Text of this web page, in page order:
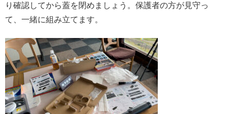
り確認してから蓋を閉めましょう。保護者の方が見守っ
て、一緒に組み立てます。